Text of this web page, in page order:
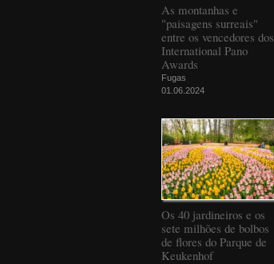
As montanhas e
"paisagens surreais"
entre os vencedores dos
International Pano
Awards
Fugas
01.06.2024
Os 40 jardineiros e os
sete milhões de bolbos
de flores do Parque de
Keukenhof